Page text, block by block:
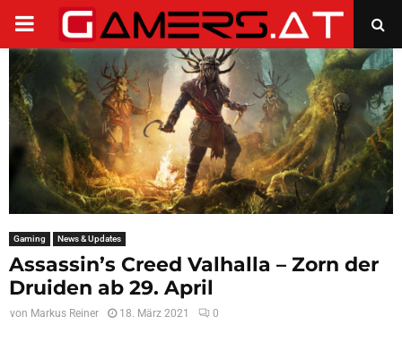
PRIMARY
MENU
Gaming News & Updates
Assassin’s Creed Valhalla – Zorn der
Druiden ab 29. April
von Markus Reiner 18. März 2021 0